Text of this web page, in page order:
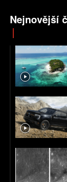
Nejnovější